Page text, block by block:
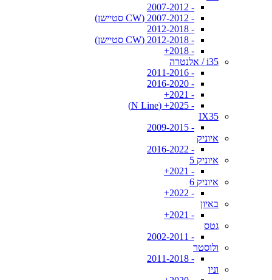
- 2007-2012
- 2007-2012 (CW סטיישן)
- 2012-2018
- 2012-2018 (CW סטיישן)
- 2018+
i35 / אלנטרה
- 2011-2016
- 2016-2020
- 2021+
- 2025+ (N Line)
IX35
- 2009-2015
איוניק
- 2016-2022
איוניק 5
- 2021+
איוניק 6
- 2022+
באיון
- 2021+
גטס
- 2002-2011
ולוסטר
- 2011-2018
וניו